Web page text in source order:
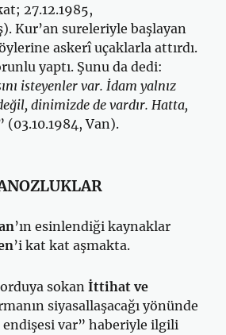
27.12.1985,
Kur’an sureleriyle başlayan
askerî uçaklarla attırdı.
yaptı. Şunu da dedi:
isteyenler var. İdam yalnız
dinimizde de vardır. Hatta,
(03.10.1984, Van).
’ın esinlendiği kaynaklar
’i kat kat aşmakta.
sokanİttihat ve
siyasallaşacağı yönünde
endişesi var” haberiyle ilgili